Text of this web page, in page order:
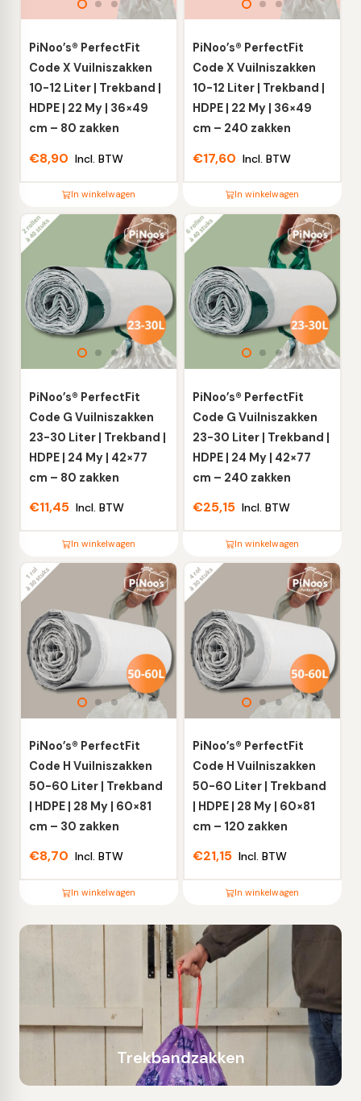
PiNoo’s® PerfectFit
Code X Vuilniszakken
10-12 Liter | Trekband |
HDPE | 22 My | 36×49
cm – 80 zakken
€8,90 Incl. BTW
In winkelwagen
Dit
product
heeft
meerdere
variaties.
Deze
optie
worden
op
de
productpagina
PiNoo’s® PerfectFit
Code X Vuilniszakken
10-12 Liter | Trekband |
HDPE | 22 My | 36×49
cm – 240 zakken
€17,60 Incl. BTW
In winkelwagen
Dit
product
heeft
meerdere
variaties.
Deze
optie
worden
op
de
productpagina
PiNoo’s® PerfectFit
Code G Vuilniszakken
23-30 Liter | Trekband |
HDPE | 24 My | 42×77
cm – 80 zakken
€11,45 Incl. BTW
In winkelwagen
Dit
product
heeft
meerdere
variaties.
Deze
optie
worden
op
de
productpagina
PiNoo’s® PerfectFit
Code G Vuilniszakken
23-30 Liter | Trekband |
HDPE | 24 My | 42×77
cm – 240 zakken
€25,15 Incl. BTW
In winkelwagen
Dit
product
heeft
meerdere
variaties.
Deze
optie
worden
op
de
productpagina
PiNoo’s® PerfectFit
Code H Vuilniszakken
50-60 Liter | Trekband
| HDPE | 28 My | 60×81
cm – 30 zakken
€8,70 Incl. BTW
In winkelwagen
product
meerdere
variaties.
optie
gekozen
PiNoo’s® PerfectFit
Code H Vuilniszakken
50-60 Liter | Trekband
| HDPE | 28 My | 60×81
cm – 120 zakken
€21,15 Incl. BTW
In winkelwagen
product
heeft
meerdere
variaties.
Deze
optie
kan
gekozen
Trekbandzakken